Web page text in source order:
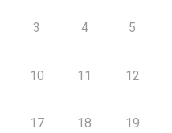
3 4 5
10 11 12
17 18 19